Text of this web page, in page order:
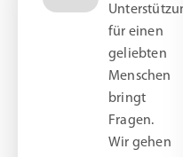
für einen
geliebten
Menschen
bringt
Fragen.
Wir gehen